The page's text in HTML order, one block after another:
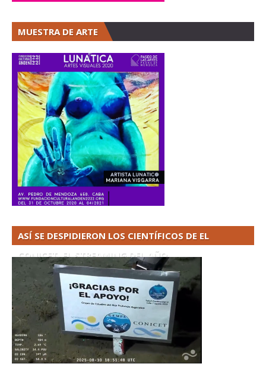
MUESTRA DE ARTE
ASÍ SE DESPIDIERON LOS CIENTÍFICOS DE EL
CONICET. EL STREAMING DEL AÑO